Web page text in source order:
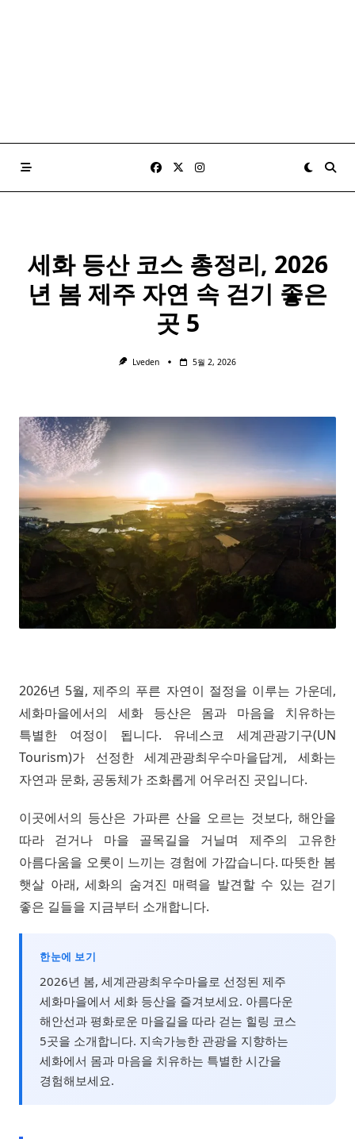
세화 등산 코스 총정리, 2026
년 봄 제주 자연 속 걷기 좋은
곳 5
Lveden 5월 2, 2026
2026년 5월, 제주의 푸른 자연이 절정을 이루는 가운데,
세화마을에서의 세화 등산은 몸과 마음을 치유하는
특별한 여정이 됩니다. 유네스코 세계관광기구(UN
Tourism)가 선정한 세계관광최우수마을답게, 세화는
자연과 문화, 공동체가 조화롭게 어우러진 곳입니다.
이곳에서의 등산은 가파른 산을 오르는 것보다, 해안을
따라 걷거나 마을 골목길을 거닐며 제주의 고유한
아름다움을 오롯이 느끼는 경험에 가깝습니다. 따뜻한 봄
햇살 아래, 세화의 숨겨진 매력을 발견할 수 있는 걷기
좋은 길들을 지금부터 소개합니다.
한눈에 보기
2026년 봄, 세계관광최우수마을로 선정된 제주
세화마을에서 세화 등산을 즐겨보세요. 아름다운
해안선과 평화로운 마을길을 따라 걷는 힐링 코스
5곳을 소개합니다. 지속가능한 관광을 지향하는
세화에서 몸과 마음을 치유하는 특별한 시간을
경험해보세요.